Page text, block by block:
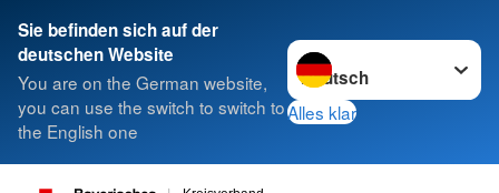
Sie befinden sich auf der
deutschen Website
You are on the German website,
you can use the switch to switch to
the English one
Sprache wechseln zu
Alles klar